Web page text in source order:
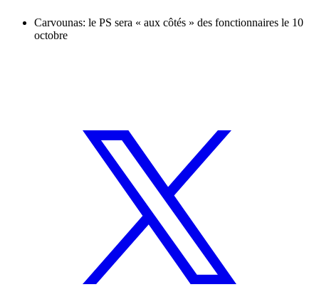
Carvounas: le PS sera « aux côtés » des fonctionnaires le 10
octobre